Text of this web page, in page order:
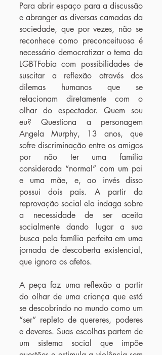
Para abrir espaço para a discussão
e abranger as diversas camadas da
sociedade, que por vezes, não se
reconhece como preconceituosa é
necessário democratizar o tema da
LGBTFobia com possibilidades de
suscitar a reflexão através dos
dilemas humanos que se
relacionam diretamente com o
olhar do espectador. Quem sou
eu? Questiona a personagem
Angela Murphy, 13 anos, que
sofre discriminação entre os amigos
por não ter uma família
considerada “normal” com um pai
e uma mãe, e, ao invés disso
possui dois pais. A partir da
reprovação social ela indaga sobre
a necessidade de ser aceita
socialmente dando lugar a sua
busca pela família perfeita em uma
jornada de descoberta existencial,
que ignora os afetos.
A peça faz uma reflexão a partir
do olhar de uma criança que está
se descobrindo no mundo como um
“ser” repleto de quereres, poderes
e deveres. Suas escolhas partem de
um sistema social que impõe